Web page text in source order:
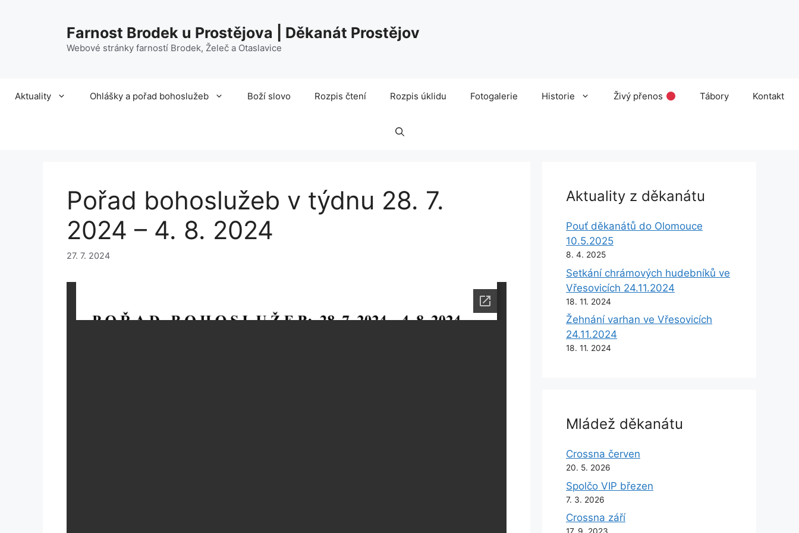
Farnost Brodek u Prostějova | Děkanát Prostějov
Webové stránky farností Brodek, Želeč a Otaslavice
Aktuality Ohlášky a pořad bohoslužeb Boží slovo Rozpis čtení Rozpis úklidu Fotogalerie Historie Živý přenos Tábory Kontakt
Pořad bohoslužeb v týdnu 28. 7.
2024 – 4. 8. 2024
27. 7. 2024
Aktuality z děkanátu
Pouť děkanátů do Olomouce
10.5.2025
8. 4. 2025
Setkání chrámových hudebníků ve
Vřesovicích 24.11.2024
18. 11. 2024
Žehnání varhan ve Vřesovicích
24.11.2024
18. 11. 2024
Mládež děkanátu
Crossna červen
20. 5. 2026
Spolčo VIP březen
7. 3. 2026
Crossna září